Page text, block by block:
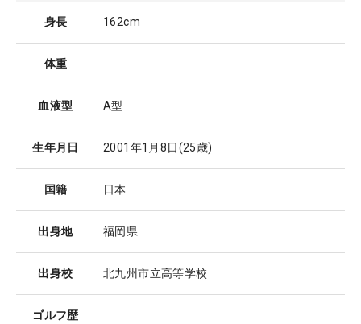
身長 162cm
体重
血液型 A型
生年月日 2001年1月8日(25歳)
国籍 日本
出身地 福岡県
出身校 北九州市立高等学校
ゴルフ歴